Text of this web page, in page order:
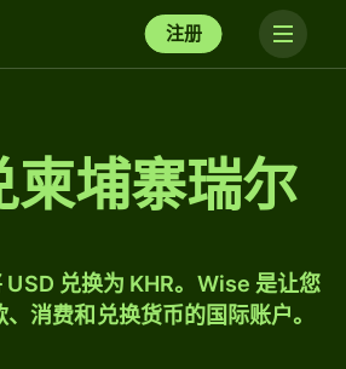
注册
柬埔寨瑞尔
USD 兑换为 KHR。Wise 是让您
消费和兑换货币的国际账户。